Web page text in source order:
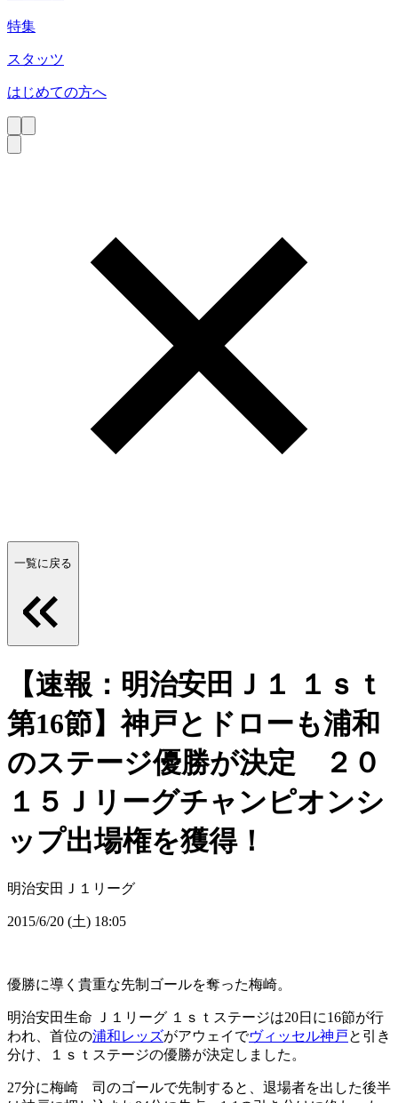
特集
スタッツ
はじめての方へ
一覧に戻る
【速報：明治安田Ｊ１ １ｓｔ
第16節】神戸とドローも浦和
のステージ優勝が決定 ２０
１５Ｊリーグチャンピオンシ
ップ出場権を獲得！
明治安田Ｊ１リーグ
2015/6/20 (土) 18:05
優勝に導く貴重な先制ゴールを奪った梅崎。
明治安田生命 Ｊ１リーグ １ｓｔステージは20日に16節が行
われ、首位の浦和レッズがアウェイでヴィッセル神戸と引き
分け、１ｓｔステージの優勝が決定しました。
27分に梅崎 司のゴールで先制すると、退場者を出した後半